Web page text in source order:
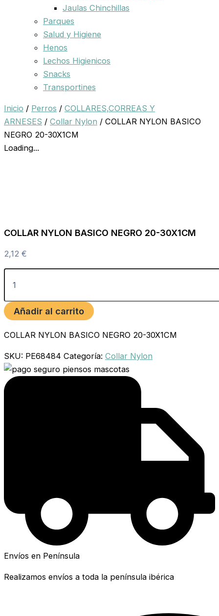
Jaulas Chinchillas
Parques
Salud y Higiene
Henos
Lechos Higienicos
Snacks
Transportines
Inicio / Perros / COLLARES,CORREAS Y
ARNESES / Collar Nylon / COLLAR NYLON BASICO
NEGRO 20-30X1CM
Loading...
COLLAR NYLON BASICO NEGRO 20-30X1CM
2,12 €
Añadir al carrito
COLLAR NYLON BASICO NEGRO 20-30X1CM
SKU: PE68484 Categoría: Collar Nylon
Envíos en Península
Realizamos envíos a toda la península ibérica